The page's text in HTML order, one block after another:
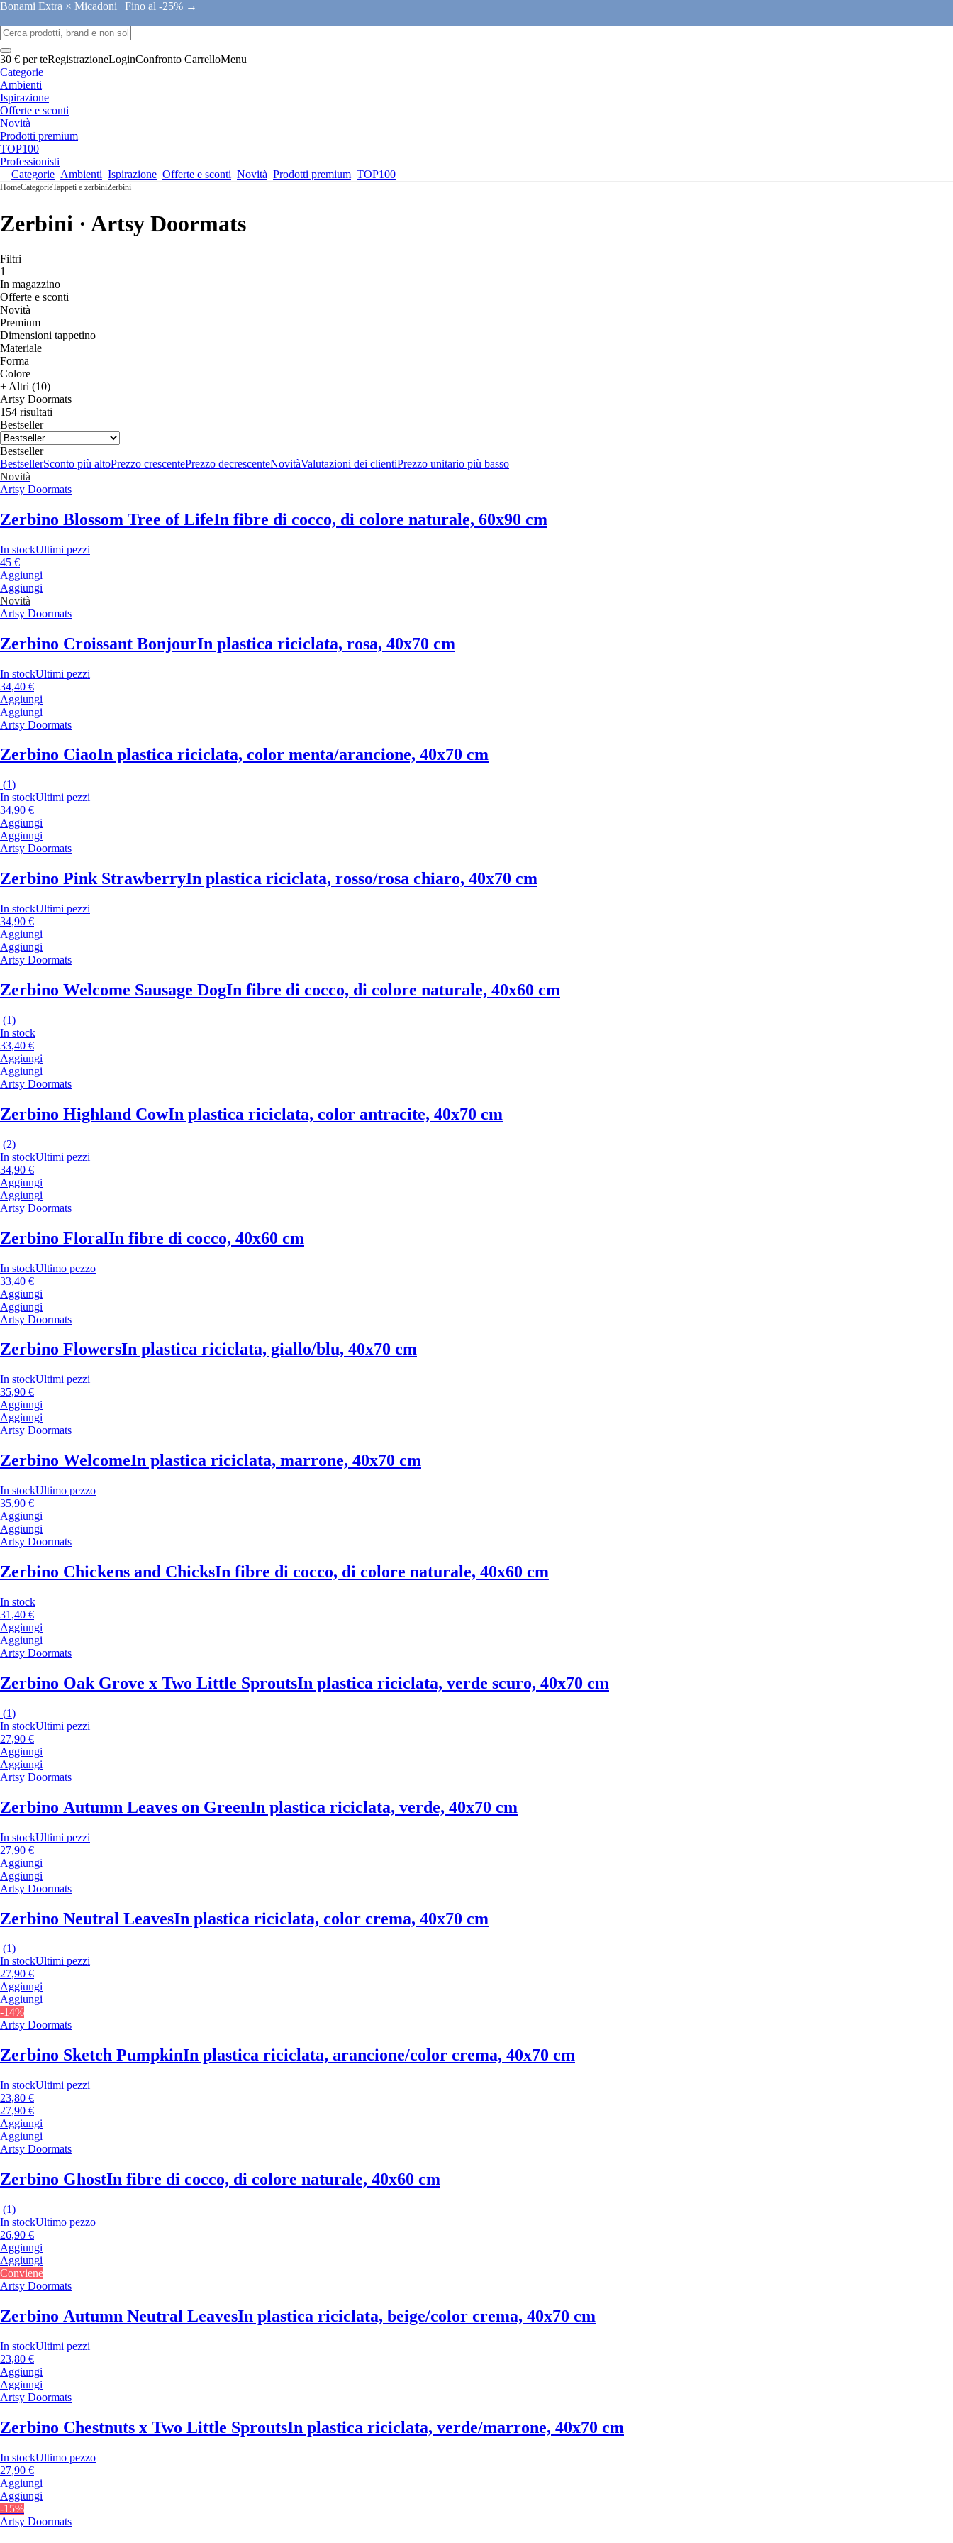
Bonami Extra × Micadoni | Fino al -25% →
30 € per teRegistrazioneLoginConfronto CarrelloMenu
Categorie
Ambienti
Ispirazione
Offerte e sconti
Novità
Prodotti premium
TOP100
Professionisti
Categorie Ambienti Ispirazione Offerte e sconti Novità Prodotti premium TOP100
HomeCategorieTappeti e zerbiniZerbini
Zerbini · Artsy Doormats
Filtri
1
In magazzino
Offerte e sconti
Novità
Premium
Dimensioni tappetino
Materiale
Forma
Colore
+ Altri (10)
Artsy Doormats
154 risultati
Bestseller
Bestseller
BestsellerSconto più altoPrezzo crescentePrezzo decrescenteNovitàValutazioni dei clientiPrezzo unitario più basso
Novità
Artsy Doormats
Zerbino Blossom Tree of LifeIn fibre di cocco, di colore naturale, 60x90 cm
In stockUltimi pezzi
45 €
Aggiungi
Aggiungi
Novità
Artsy Doormats
Zerbino Croissant BonjourIn plastica riciclata, rosa, 40x70 cm
In stockUltimi pezzi
34,40 €
Aggiungi
Aggiungi
Artsy Doormats
Zerbino CiaoIn plastica riciclata, color menta/arancione, 40x70 cm
(1)
In stockUltimi pezzi
34,90 €
Aggiungi
Aggiungi
Artsy Doormats
Zerbino Pink StrawberryIn plastica riciclata, rosso/rosa chiaro, 40x70 cm
In stockUltimi pezzi
34,90 €
Aggiungi
Aggiungi
Artsy Doormats
Zerbino Welcome Sausage DogIn fibre di cocco, di colore naturale, 40x60 cm
(1)
In stock
33,40 €
Aggiungi
Aggiungi
Artsy Doormats
Zerbino Highland CowIn plastica riciclata, color antracite, 40x70 cm
(2)
In stockUltimi pezzi
34,90 €
Aggiungi
Aggiungi
Artsy Doormats
Zerbino FloralIn fibre di cocco, 40x60 cm
In stockUltimo pezzo
33,40 €
Aggiungi
Aggiungi
Artsy Doormats
Zerbino FlowersIn plastica riciclata, giallo/blu, 40x70 cm
In stockUltimi pezzi
35,90 €
Aggiungi
Aggiungi
Artsy Doormats
Zerbino WelcomeIn plastica riciclata, marrone, 40x70 cm
In stockUltimo pezzo
35,90 €
Aggiungi
Aggiungi
Artsy Doormats
Zerbino Chickens and ChicksIn fibre di cocco, di colore naturale, 40x60 cm
In stock
31,40 €
Aggiungi
Aggiungi
Artsy Doormats
Zerbino Oak Grove x Two Little SproutsIn plastica riciclata, verde scuro, 40x70 cm
(1)
In stockUltimi pezzi
27,90 €
Aggiungi
Aggiungi
Artsy Doormats
Zerbino Autumn Leaves on GreenIn plastica riciclata, verde, 40x70 cm
In stockUltimi pezzi
27,90 €
Aggiungi
Aggiungi
Artsy Doormats
Zerbino Neutral LeavesIn plastica riciclata, color crema, 40x70 cm
(1)
In stockUltimi pezzi
27,90 €
Aggiungi
Aggiungi
-14%
Artsy Doormats
Zerbino Sketch PumpkinIn plastica riciclata, arancione/color crema, 40x70 cm
In stockUltimi pezzi
23,80 €
27,90 €
Aggiungi
Aggiungi
Artsy Doormats
Zerbino GhostIn fibre di cocco, di colore naturale, 40x60 cm
(1)
In stockUltimo pezzo
26,90 €
Aggiungi
Aggiungi
Conviene
Artsy Doormats
Zerbino Autumn Neutral LeavesIn plastica riciclata, beige/color crema, 40x70 cm
In stockUltimi pezzi
23,80 €
Aggiungi
Aggiungi
Artsy Doormats
Zerbino Chestnuts x Two Little SproutsIn plastica riciclata, verde/marrone, 40x70 cm
In stockUltimo pezzo
27,90 €
Aggiungi
Aggiungi
-15%
Artsy Doormats